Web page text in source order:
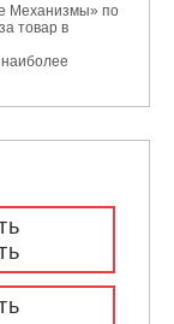
Механизмы» по
товар в